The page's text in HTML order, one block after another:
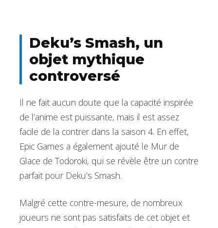
Deku’s Smash, un
objet mythique
controversé
Il ne fait aucun doute que la capacité inspirée
de l’anime est puissante, mais il est assez
facile de la contrer dans la saison 4. En effet,
Epic Games a également ajouté le Mur de
Glace de Todoroki, qui se révèle être un contre
parfait pour Deku’s Smash.
Malgré cette contre-mesure, de nombreux
joueurs ne sont pas satisfaits de cet objet et